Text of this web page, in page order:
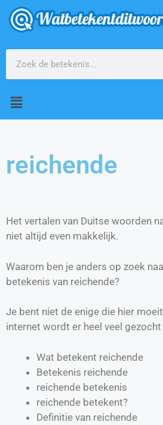
reichende
Het vertalen van Duitse woorden
niet altijd even makkelijk.
Waarom ben je anders op zoek
betekenis van reichende?
Je bent niet de enige die hier
internet wordt er heel veel gezocht
Wat betekent reichende
Betekenis reichende
reichende betekenis
reichende betekent?
Definitie van reichende